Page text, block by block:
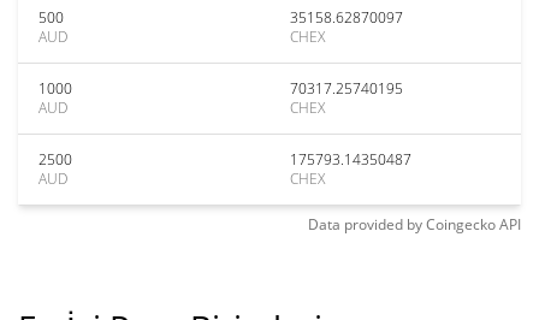
500
AUD
35158.62870097
CHEX
1000
AUD
70317.25740195
CHEX
2500
AUD
175793.14350487
CHEX
Data provided byCoingeckoAPI